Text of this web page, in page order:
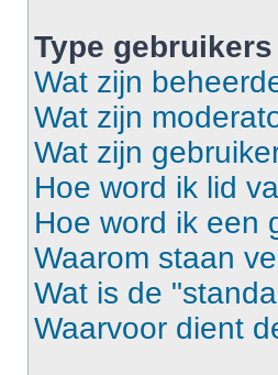
Type
Wat zijn
Wat zijn
Wat zijn
Hoe word ik lid
Hoe word ik een
Waarom staan
Wat is de
Waarvoor dient